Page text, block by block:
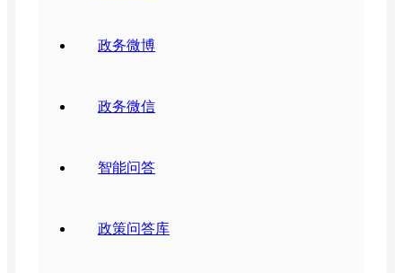
政务微博
政务微信
智能问答
政策问答库